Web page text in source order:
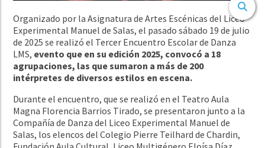
Organizado por la Asignatura de Artes Escénicas del Liceo
Experimental Manuel de Salas, el pasado sábado 19 de julio
de 2025 se realizó el Tercer Encuentro Escolar de Danza
LMS, evento que en su edición 2025, convocó a 18
agrupaciones, las que sumaron a más de 200
intérpretes de diversos estilos en escena.
Durante el encuentro, que se realizó en el Teatro Aula
Magna Florencia Barrios Tirado, se presentaron junto a la
Compañía de Danza del Liceo Experimental Manuel de
Salas, los elencos del Colegio Pierre Teilhard de Chardin,